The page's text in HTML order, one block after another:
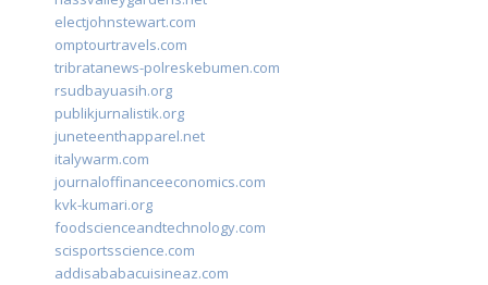
electjohnstewart.com
omptourtravels.com
tribratanews-polreskebumen.com
rsudbayuasih.org
publikjurnalistik.org
juneteenthapparel.net
italywarm.com
journaloffinanceeconomics.com
kvk-kumari.org
foodscienceandtechnology.com
scisportsscience.com
addisababacuisineaz.com